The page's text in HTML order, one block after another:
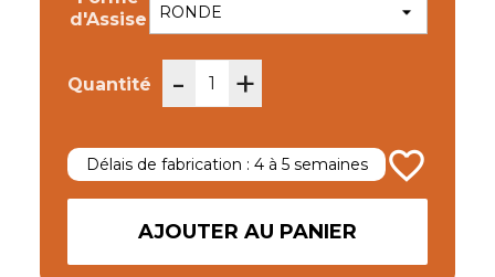
d'Assise
Quantité - +
Délais de fabrication : 4 à 5 semaines favorite_border
AJOUTER AU PANIER